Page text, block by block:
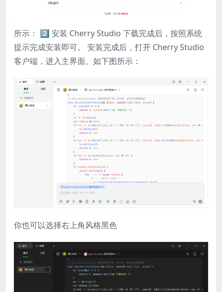
所示： 2️⃣ 安装 Cherry Studio 下载完成后，按照系统
提示完成安装即可。 安装完成后，打开 Cherry Studio
客户端，进入主界面。如下图所示：
你也可以选择右上角风格黑色